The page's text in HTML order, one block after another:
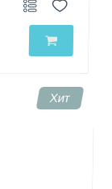
Хит